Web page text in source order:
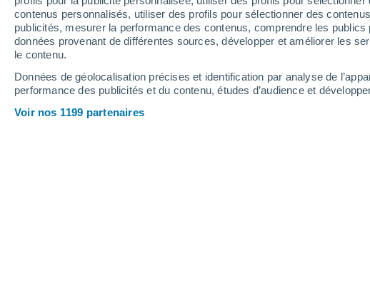
contenus personnalisés, utiliser des profils pour sélectionner des
publicités, mesurer la performance des contenus, comprendre les
données provenant de différentes sources, développer et améliorer les
le contenu.
Données de géolocalisation précises et identification par analyse de
performance des publicités et du contenu, études d’audience et
Voir nos 1199 partenaires
Webcams - Radstadt - Altenmarkt